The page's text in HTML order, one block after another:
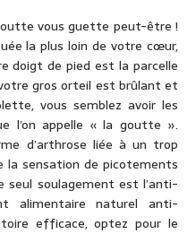
vous guette peut-être !
la plus loin de votre cœur,
doigt de pied est la parcelle
gros orteil est brûlant et
vous semblez avoir les
l’on appelle « la goutte ».
d’arthrose liée à un trop
la sensation de picotements
seul soulagement est l’anti-
alimentaire naturel anti-
efficace, optez pour le